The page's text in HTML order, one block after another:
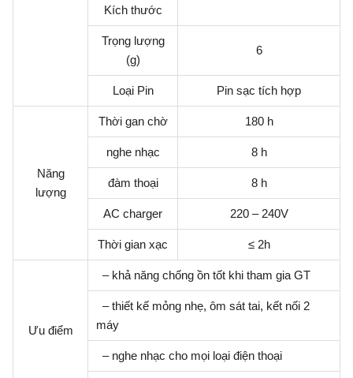
Kích thước
Trọng lượng
(g)
6
Loại Pin Pin sạc tích hợp
Năng
lượng
Thời gan chờ 180 h
nghe nhạc 8 h
đàm thoại 8 h
AC charger 220 – 240V
Thời gian xạc ≤ 2h
Ưu điểm
– khả năng chống ồn tốt khi tham gia GT
– thiết kế mỏng nhẹ, ôm sát tai, kết nối 2
máy
– nghe nhạc cho mọi loại điện thoại